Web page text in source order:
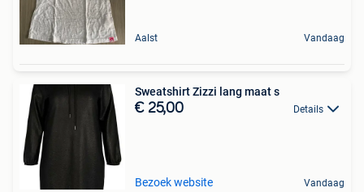
Aalst Vandaag
Sweatshirt Zizzi lang maat s
€ 25,00 Details
Bezoek website Vandaag